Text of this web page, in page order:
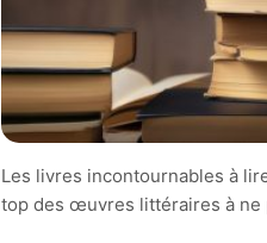
Les livres incontournables à
top des œuvres littéraires à ne